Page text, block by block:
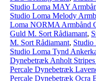
Studio Loma MAY
Studio Loma Melody
Loma NORMA Armbånd
Guld M. Sort Rådiamant,
M. Sort Rådiamant,
Studio Loma Tynd
Dynebetræk Anholt
Percale Dynebetræk
Percale Dynebetræk Ocra